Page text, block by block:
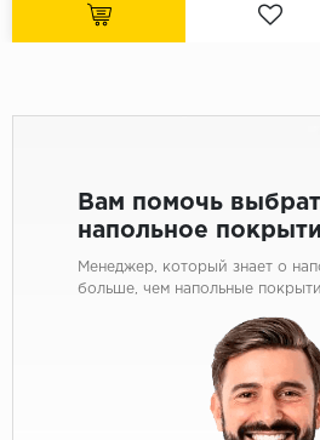
Вам помочь
напольное
Менеджер, который знает о
больше, чем напольные